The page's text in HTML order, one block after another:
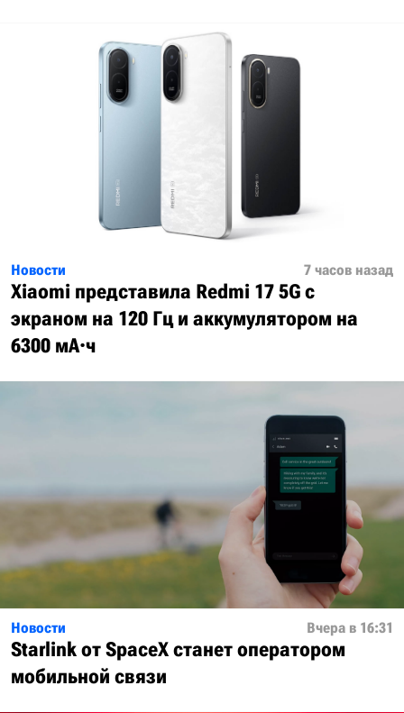
Новости 7 часов назад
Xiaomi представила Redmi 17 5G с
экраном на 120 Гц и аккумулятором на
6300 мА·ч
Новости Вчера в 16:31
Starlink от SpaceX станет оператором
мобильной связи